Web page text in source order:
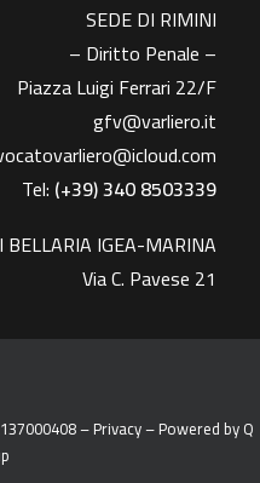
SEDE DI RIMINI
– Diritto Penale –
Piazza Luigi Ferrari 22/F
gfv@varliero.it
Tel: (+39) 340 8503339
BELLARIA IGEA-MARINA
Via C. Pavese 21
–Privacy– Powered byQ